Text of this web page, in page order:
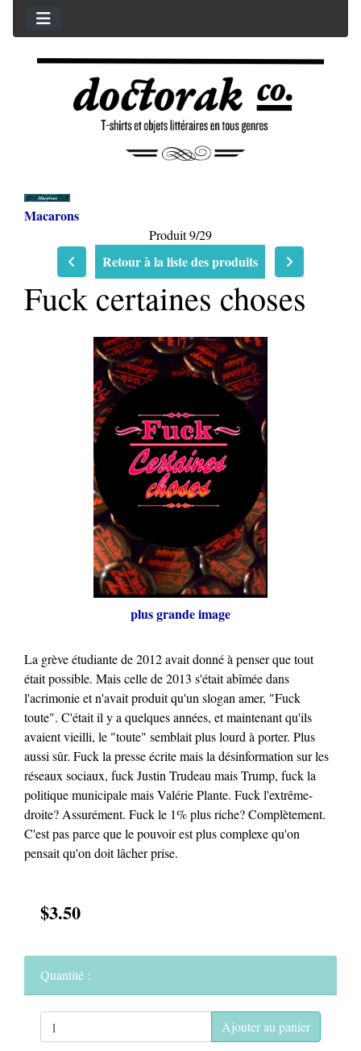
Macarons
Produit 9/29
Retour à la liste des produits
Fuck certaines choses
plus grande image
La grève étudiante de 2012 avait donné à penser que tout
était possible. Mais celle de 2013 s'était abîmée dans
l'acrimonie et n'avait produit qu'un slogan amer, "Fuck
toute". C'était il y a quelques années, et maintenant qu'ils
avaient vieilli, le "toute" semblait plus lourd à porter. Plus
aussi sûr. Fuck la presse écrite mais la désinformation sur les
réseaux sociaux, fuck Justin Trudeau mais Trump, fuck la
politique municipale mais Valérie Plante. Fuck l'extrême-
droite? Assurément. Fuck le 1% plus riche? Complètement.
C'est pas parce que le pouvoir est plus complexe qu'on
pensait qu'on doit lâcher prise.
$3.50
Quantité :
Ajouter au panier